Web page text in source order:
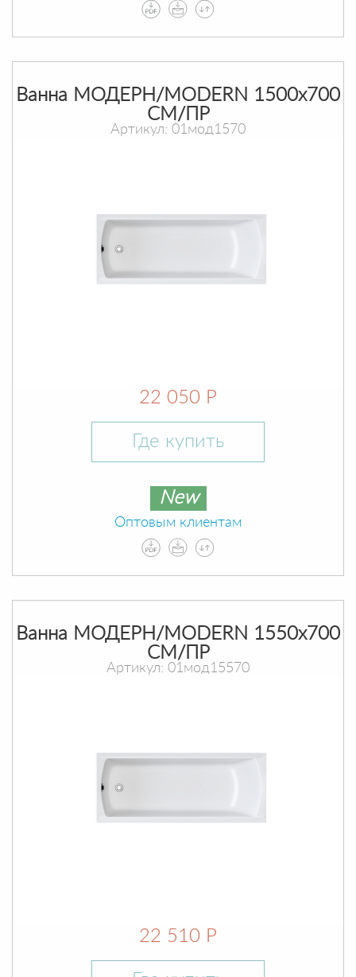
Ванна МОДЕРН/MODERN 1500х700
СМ/ПР
Артикул: 01мод1570
22 050 Р
Где купить
New
Оптовым клиентам
Ванна МОДЕРН/MODERN 1550х700
СМ/ПР
Артикул: 01мод15570
22 510 Р